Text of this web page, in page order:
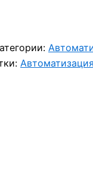
Автоматизация